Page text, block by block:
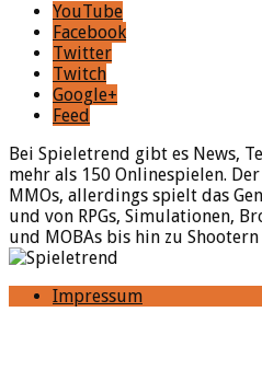
YouTube
Facebook
Twitter
Twitch
Google+
Feed
Bei Spieletrend gibt es News,
mehr als 150 Onlinespielen.
MMOs, allerdings spielt das
und von RPGs, Simulationen,
und MOBAs bis hin zu
Impressum